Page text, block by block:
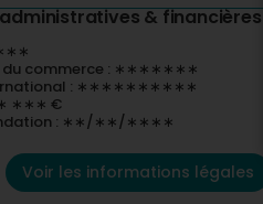
& financières
du commerce : ∗∗∗∗∗∗∗
: ∗∗∗∗∗∗∗∗∗∗
∗∗∗ €
: ∗∗/∗∗/∗∗∗∗
Voir les informations légales